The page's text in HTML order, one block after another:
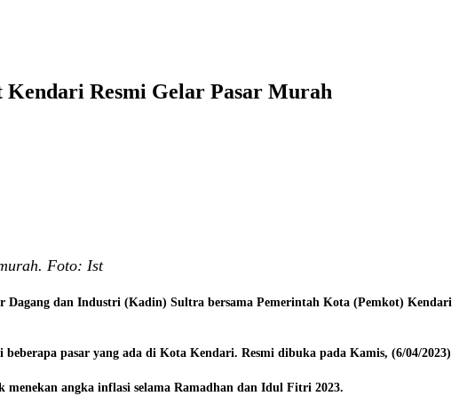
Resmi Gelar Pasar Murah
Foto: Ist
dan Industri (Kadin) Sultra bersama Pemerintah Kota (Pemkot) Kendari
pasar yang ada di Kota Kendari. Resmi dibuka pada Kamis, (6/04/2023)
angka inflasi selama Ramadhan dan Idul Fitri 2023.